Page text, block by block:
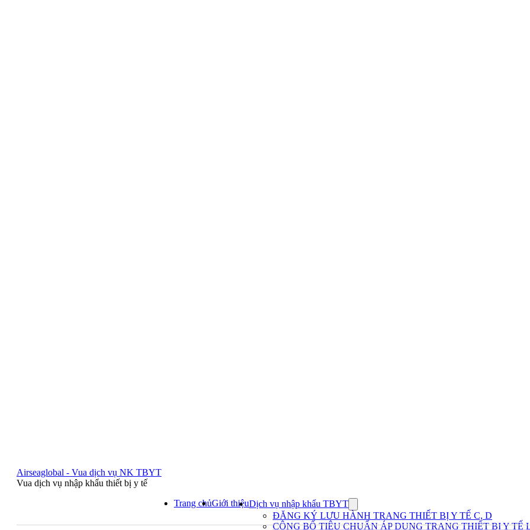
Airseaglobal - Vua dịch vụ NK TBYT
Vua dịch vụ nhập khẩu thiết bị y tế
Trang chủGiới thiệuDịch vụ nhập khẩu TBYT
submenu
for
ĐĂNG KÝ LƯU HÀNH TRANG THIẾT BỊ Y TẾ C, D
CÔNG BỐ TIÊU CHUẨN ÁP DỤNG TRANG THIẾT BỊ Y TẾ